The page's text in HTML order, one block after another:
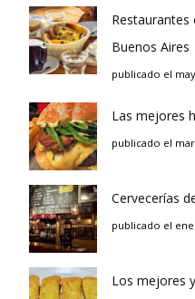
Restaurantes
Buenos Aires
publicado el
Las mejores
publicado el
Cervecerías
publicado el
Los mejores